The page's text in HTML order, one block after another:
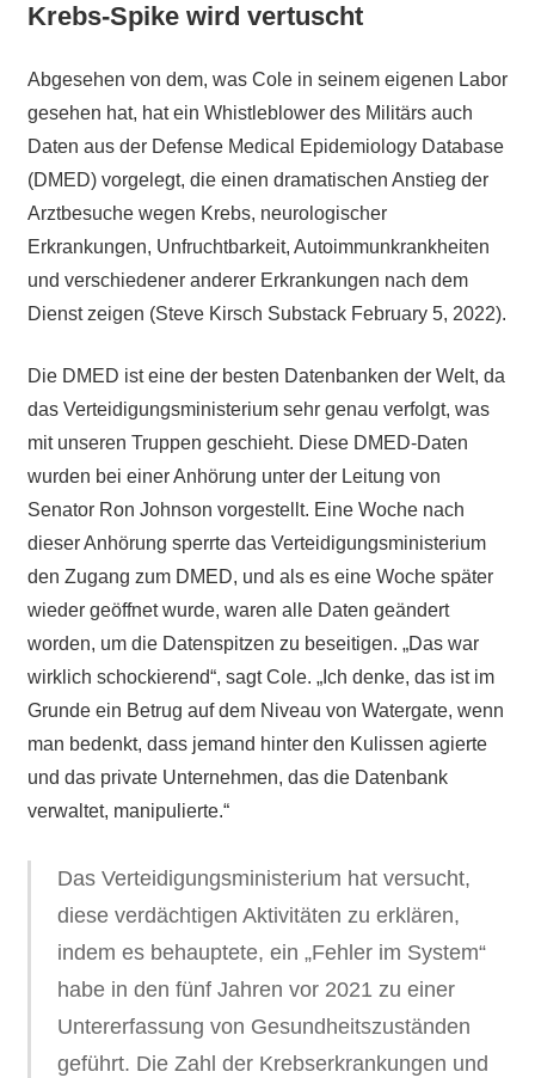
Krebs-Spike wird vertuscht
Abgesehen von dem, was Cole in seinem eigenen Labor
gesehen hat, hat ein Whistleblower des Militärs auch
Daten aus der Defense Medical Epidemiology Database
(DMED) vorgelegt, die einen dramatischen Anstieg der
Arztbesuche wegen Krebs, neurologischer
Erkrankungen, Unfruchtbarkeit, Autoimmunkrankheiten
und verschiedener anderer Erkrankungen nach dem
Dienst zeigen (Steve Kirsch Substack February 5, 2022).
Die DMED ist eine der besten Datenbanken der Welt, da
das Verteidigungsministerium sehr genau verfolgt, was
mit unseren Truppen geschieht. Diese DMED-Daten
wurden bei einer Anhörung unter der Leitung von
Senator Ron Johnson vorgestellt. Eine Woche nach
dieser Anhörung sperrte das Verteidigungsministerium
den Zugang zum DMED, und als es eine Woche später
wieder geöffnet wurde, waren alle Daten geändert
worden, um die Datenspitzen zu beseitigen. „Das war
wirklich schockierend“, sagt Cole. „Ich denke, das ist im
Grunde ein Betrug auf dem Niveau von Watergate, wenn
man bedenkt, dass jemand hinter den Kulissen agierte
und das private Unternehmen, das die Datenbank
verwaltet, manipulierte.“
Das Verteidigungsministerium hat versucht,
diese verdächtigen Aktivitäten zu erklären,
indem es behauptete, ein „Fehler im System“
habe in den fünf Jahren vor 2021 zu einer
Untererfassung von Gesundheitszuständen
geführt. Die Zahl der Krebserkrankungen und